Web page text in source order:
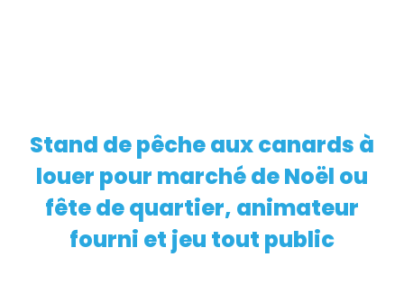
EN SAVOIR PLUS
Stand de pêche aux canards à
louer pour marché de Noël ou
fête de quartier, animateur
fourni et jeu tout public